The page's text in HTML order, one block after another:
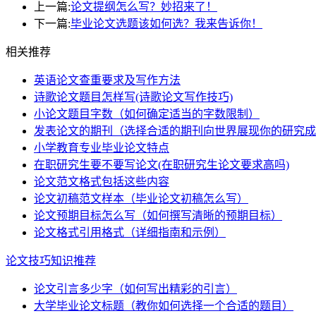
上一篇:论文提纲怎么写？妙招来了！
下一篇:毕业论文选题该如何选？我来告诉你！
相关推荐
英语论文查重要求及写作方法
诗歌论文题目怎样写(诗歌论文写作技巧)
小论文题目字数（如何确定适当的字数限制）
发表论文的期刊（选择合适的期刊向世界展现你的研究
小学教育专业毕业论文特点
在职研究生要不要写论文(在职研究生论文要求高吗)
论文范文格式包括这些内容
论文初稿范文样本（毕业论文初稿怎么写）
论文预期目标怎么写（如何撰写清晰的预期目标）
论文格式引用格式（详细指南和示例）
论文技巧知识推荐
论文引言多少字（如何写出精彩的引言）
大学毕业论文标题（教你如何选择一个合适的题目）